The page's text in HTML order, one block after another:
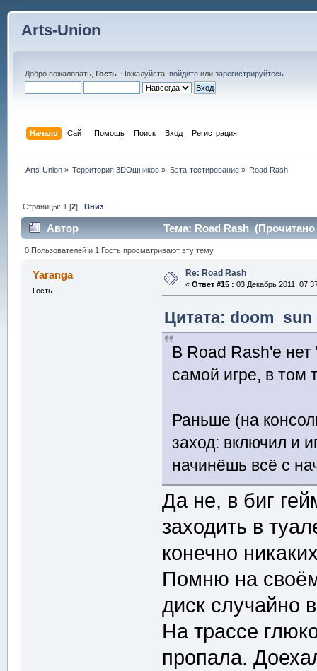
Arts-Union
Добро пожаловать, Гость. Пожалуйста, войдитеили зарегистрируйтесь.
Начало Сайт Помощь Поиск Вход Регистрация
Arts-Union » Территория 3DOшников » Бэта-тестирование» Road Rash
Страницы: 1 [2]Вниз
Автор Тема: Road Rash (Прочитано
0 Пользователей и 1 Гость просматривают эту тему.
Yaranga
Гость
Re: Road Rash
« Ответ #15 : 03 Декабрь 2011,
Цитата: doom_sun
В Road Rash'е
самой игре, в том
Раньше (на
заход: включил и
начинёшь всё с
Да не, в биг
заходить в
конечно
Помню на
диск случайно
На трассе
пропала.